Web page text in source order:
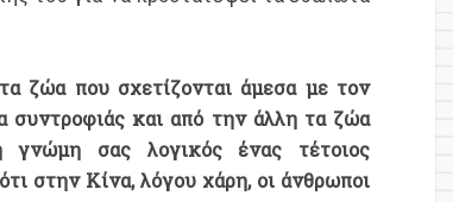
ζώα που σχετίζονται άμεσα με τον
και από την άλλη τα ζώα
γνώμη σας λογικός ένας τέτοιος
στην Κίνα, λόγου χάρη, οι άνθρωποι